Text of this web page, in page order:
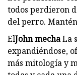
todos perdieron
del perro.
ElJohn mechaLa
expandiéndose,
más mitología y